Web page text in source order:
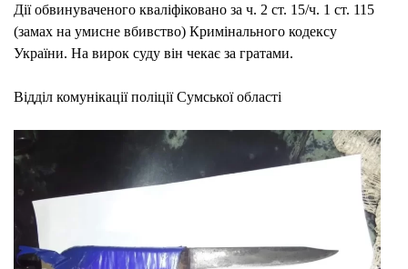
Дії обвинуваченого кваліфіковано за ч. 2 ст. 15/ч. 1 ст. 115
(замах на умисне вбивство) Кримінального кодексу
України. На вирок суду він чекає за гратами.
Відділ комунікації поліції Сумської області